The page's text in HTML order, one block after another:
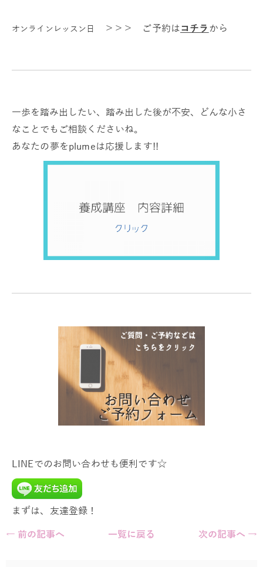
オンラインレッスン日 ＞＞＞ ご予約はコチラ から
一歩を踏み出したい、踏み出した後が不安、どんな小さ
なことでもご相談くださいね。
あなたの夢をplumeは応援します!!
LINEでのお問い合わせも便利です☆
まずは、友達登録！
← 前の記事へ
一覧に戻る 次の記事へ →